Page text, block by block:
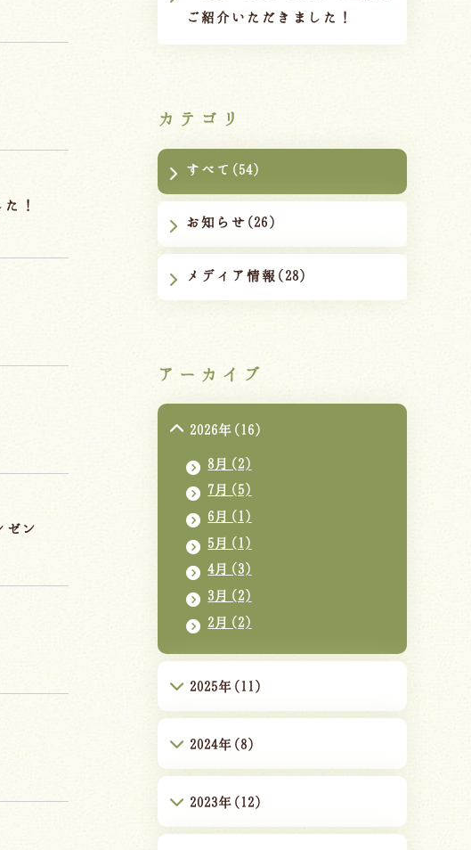
！
ゼン
ご紹介いただきました！
カテゴリ
すべて(54)
お知らせ(26)
メディア情報(28)
アーカイブ
2026年(16)
8月(2)
7月(5)
6月(1)
5月(1)
4月(3)
3月(2)
2月(2)
2025年(11)
2024年(8)
2023年(12)